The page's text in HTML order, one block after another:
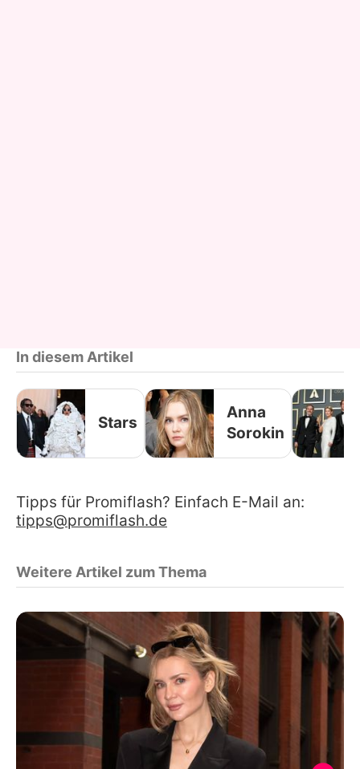
In diesem Artikel
Stars
Anna
Sorokin
Tipps für Promiflash? Einfach E-Mail an:
tipps@promiflash.de
Weitere Artikel zum Thema